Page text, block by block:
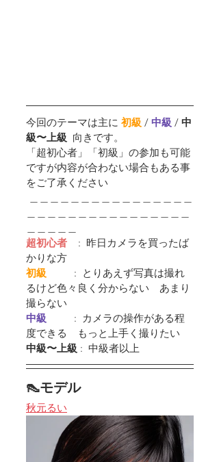
今回のテーマは主に 初級 / 中級 / 中
級〜上級 向きです。
「超初心者」「初級」の参加も可能
ですが内容が合わない場合もある事
をご了承ください
超初心者
    :  昨日カメラを買ったば
かりな方
初級
:  とりあえず写真は撮れ
るけど色々良く分からない　あまり
撮らない
中級
:  カメラの操作がある程
度できる　もっと上手く撮りたい
中級〜上級 :  中級者以上
👠モデル
秋元るい